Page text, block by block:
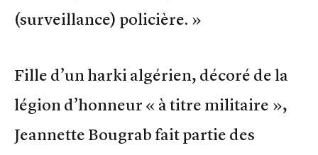
(surveillance) policière. »
Fille d’un harki algérien, décoré de la
légion d’honneur « à titre militaire »,
Jeannette Bougrab fait partie des